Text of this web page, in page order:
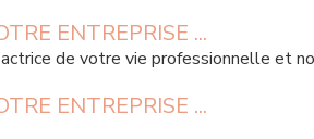
ENTREPRISE ...
de votre vie professionnelle et
ENTREPRISE ...